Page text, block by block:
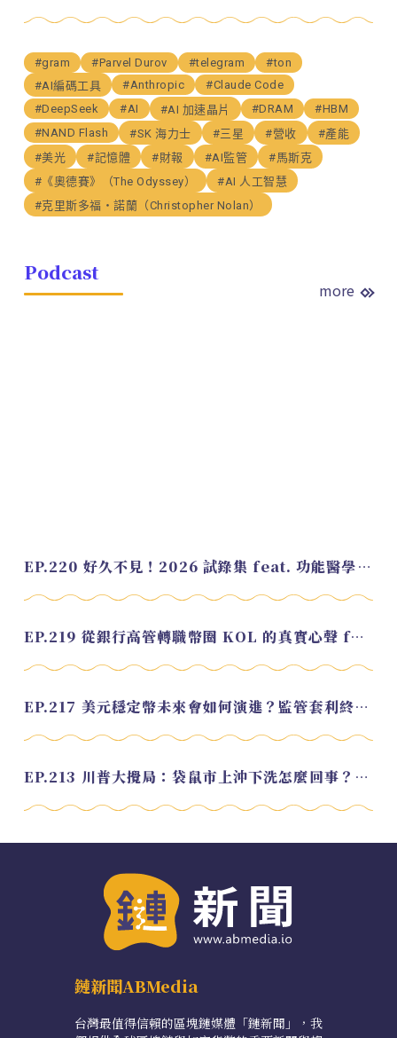
#gram #Parvel Durov #telegram
#ton
#AI編碼工具
#Anthropic
#Claude Code
#DeepSeek
#AI #AI 加速晶片 #DRAM
#HBM
#NAND Flash
#SK 海力士 #三星 #營收
#產能
#美光
#記憶體 #財報 #AI監管
#馬斯克
#《奧德賽》（The Odyssey）
#AI 人工智慧
#克里斯多福・諾蘭（Christopher Nolan）
Podcast
more
EP.220 好久不見！2026 試錄集 feat. 功能醫學營養師 美寶
EP.219 從銀行高管轉職幣圈 KOL 的真實心聲 feat.龜大
EP.217 美元穩定幣未來會如何演進？監管套利終將收斂？feat. 研究員 余哲安
EP.213 川普大攪局：袋鼠市上沖下洗怎麼回事？feat. Alvin
鏈新聞ABMedia
台灣最值得信賴的區塊鏈媒體「鏈新聞」，我